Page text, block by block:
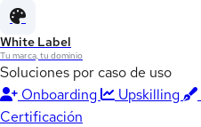
White Label
Tu marca, tu dominio
Soluciones por caso de uso
Onboarding
Upskilling
Certificación